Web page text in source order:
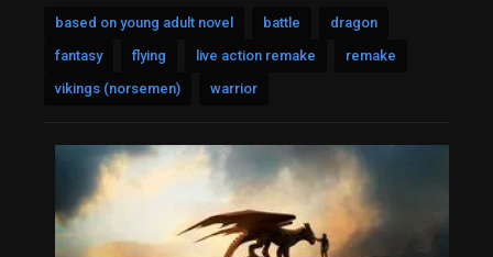
based on young adult novel battle
dragon
fantasy
flying live action remake
remake
vikings (norsemen)
warrior